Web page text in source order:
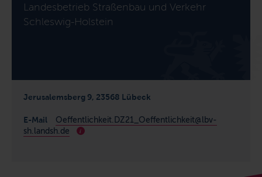
Landesbetrieb Straßenbau und Verkehr
Schleswig-Holstein
Jerusalemsberg 9, 23568 Lübeck
E-Mail
Oeffentlichkeit.DZ21_Oeffentlichkeit@lbv-
sh.landsh.de
i